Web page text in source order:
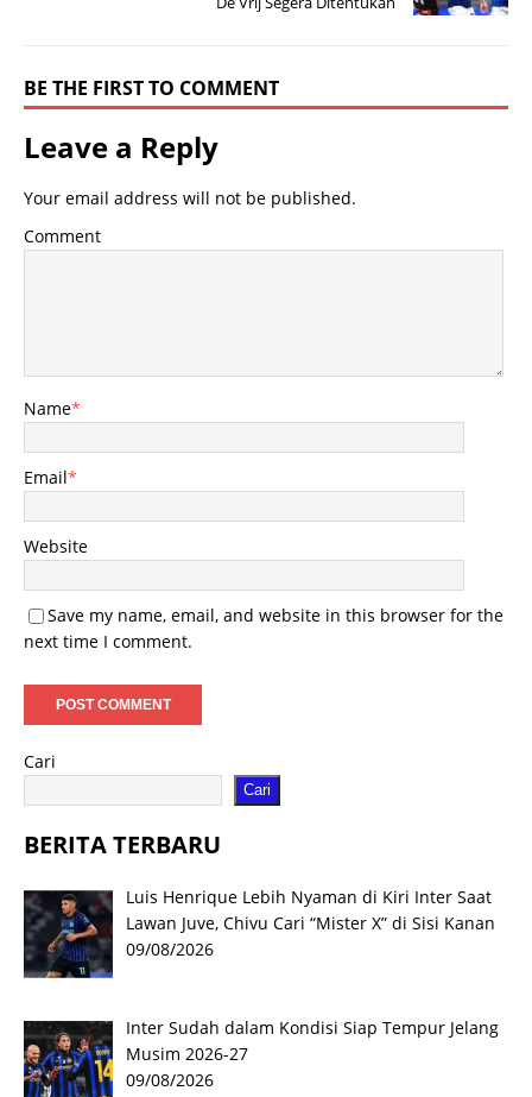
BE THE FIRST TO COMMENT
Leave a Reply
Your email address will not be published.
Comment
Name*
Email*
Website
Save my name, email, and website in this browser for the
next time I comment.
Cari
Cari
BERITA TERBARU
Luis Henrique Lebih Nyaman di Kiri Inter Saat
Lawan Juve, Chivu Cari “Mister X” di Sisi Kanan
09/08/2026
Inter Sudah dalam Kondisi Siap Tempur Jelang
Musim 2026-27
09/08/2026